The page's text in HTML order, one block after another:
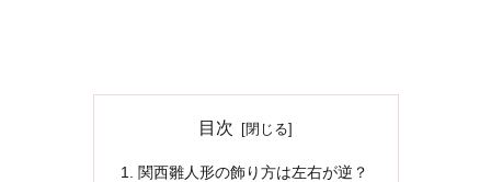
目次
関西雛人形の飾り方は左右が逆？